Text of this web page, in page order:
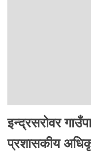
इन्द्रसरोवर
प्रशासकीय